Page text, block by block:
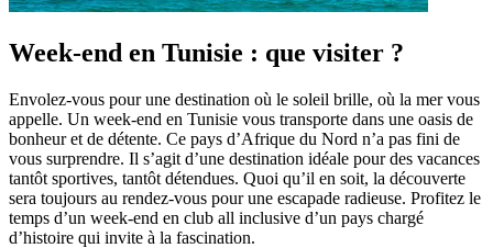
Week-end en Tunisie : que visiter ?
Envolez-vous pour une destination où le soleil brille, où la mer vous
appelle. Un week-end en Tunisie vous transporte dans une oasis de
bonheur et de détente. Ce pays d’Afrique du Nord n’a pas fini de
vous surprendre. Il s’agit d’une destination idéale pour des vacances
tantôt sportives, tantôt détendues. Quoi qu’il en soit, la découverte
sera toujours au rendez-vous pour une escapade radieuse. Profitez le
temps d’un week-end en club all inclusive d’un pays chargé
d’histoire qui invite à la fascination.